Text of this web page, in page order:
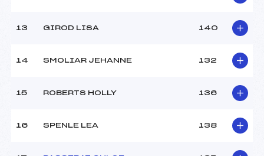
13 GIROD LISA 140
14 SMOLIAR JEHANNE 132
15 ROBERTS HOLLY 136
16 SPENLE LEA 138